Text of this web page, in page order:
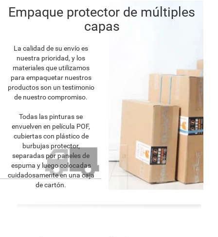
Empaque protector de múltiples
capas
La calidad de su envío es
nuestra prioridad, y los
materiales que utilizamos
para empaquetar nuestros
productos son un testimonio
de nuestro compromiso.
Todas las pinturas se
envuelven en película POF,
cubiertas con plástico de
burbujas protector,
separadas por paneles de
espuma y luego colocadas
cuidadosamente en una caja
de cartón.